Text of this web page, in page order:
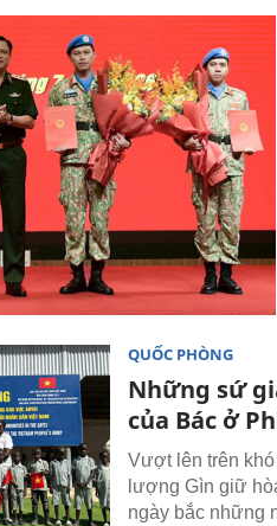
QUỐC PHÒNG
Những sứ
của Bác ở
Vượt lên trên
lượng Gìn giữ
ngày bắc những